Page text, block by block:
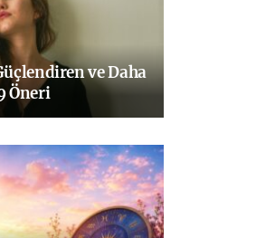
ve Daha
Öneri